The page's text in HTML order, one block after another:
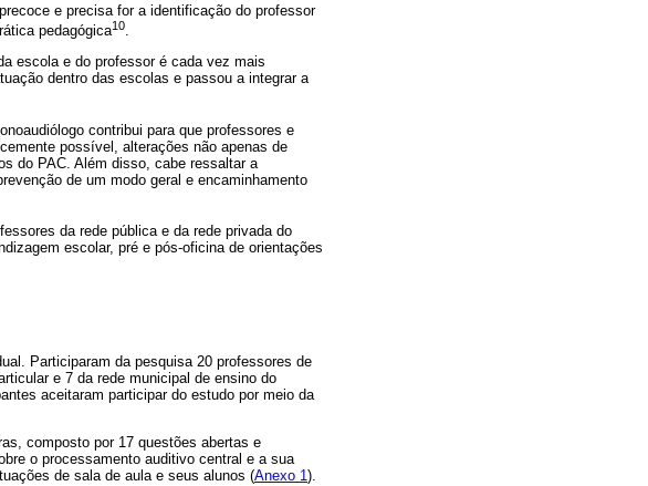
precoce e precisa for a identificação do professor
pedagógica10.
escola e do professor é cada vez mais
dentro das escolas e passou a integrar a
contribui para que professores e
possível, alterações não apenas de
do PAC. Além disso, cabe ressaltar a
de um modo geral e encaminhamento
da rede pública e da rede privada do
escolar, pré e pós-oficina de orientações
Participaram da pesquisa 20 professores de
e 7 da rede municipal de ensino do
aceitaram participar do estudo por meio da
composto por 17 questões abertas e
o processamento auditivo central e a sua
de sala de aula e seus alunos (Anexo 1).